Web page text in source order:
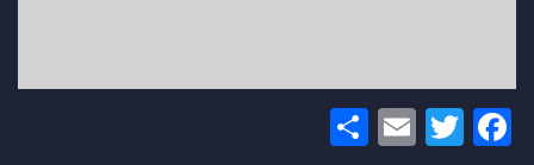
Facebook
Twitter
Email